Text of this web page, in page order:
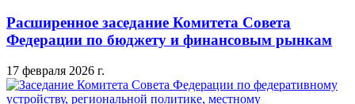
Расширенное заседание Комитета Совета
Федерации по бюджету и финансовым рынкам
17 февраля 2026 г.